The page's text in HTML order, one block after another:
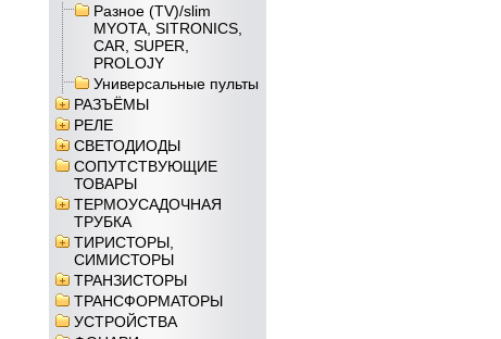
Разное (TV)/slim
MYOTA, SITRONICS,
CAR, SUPER,
PROLOJY
Универсальные пульты
РАЗЪЁМЫ
РЕЛЕ
СВЕТОДИОДЫ
СОПУТСТВУЮЩИЕ
ТОВАРЫ
ТЕРМОУСАДОЧНАЯ
ТРУБКА
ТИРИСТОРЫ,
СИМИСТОРЫ
ТРАНЗИСТОРЫ
ТРАНСФОРМАТОРЫ
УСТРОЙСТВА